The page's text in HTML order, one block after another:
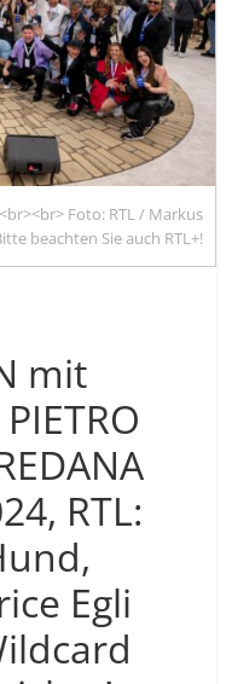
Foto: RTL / Markus
beachten Sie auch RTL+!
mit
RTL:
Egli